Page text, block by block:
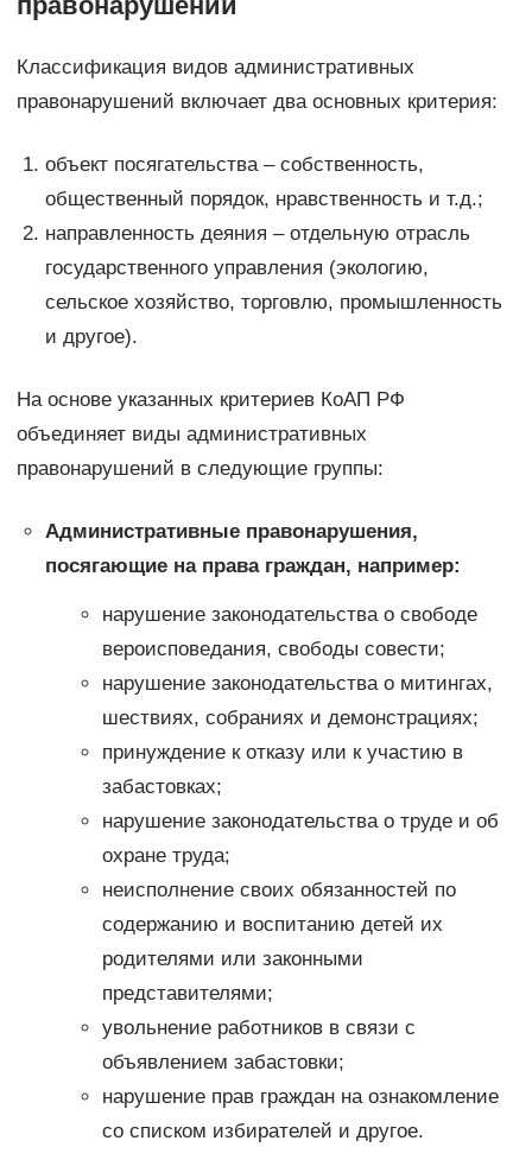
Классификация видов административных
правонарушений включает два основных критерия:
объект посягательства – собственность,
общественный порядок, нравственность и т.д.;
направленность деяния – отдельную отрасль
государственного управления (экологию,
сельское хозяйство, торговлю, промышленность
и другое).
На основе указанных критериев КоАП РФ
объединяет виды административных
правонарушений в следующие группы:
Административные правонарушения,
посягающие на права граждан, например:
нарушение законодательства о свободе
вероисповедания, свободы совести;
нарушение законодательства о митингах,
шествиях, собраниях и демонстрациях;
принуждение к отказу или к участию в
забастовках;
нарушение законодательства о труде и об
охране труда;
неисполнение своих обязанностей по
содержанию и воспитанию детей их
родителями или законными
представителями;
увольнение работников в связи с
объявлением забастовки;
нарушение прав граждан на ознакомление
со списком избирателей и другое.